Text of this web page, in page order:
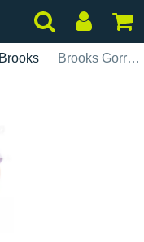
Brooks Brooks Gorro Frozenshield Inverno